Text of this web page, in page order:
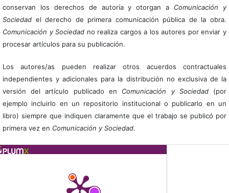
conservan los derechos de autoría y otorgan a Comunicación y
Sociedadel derecho de primera comunicación pública de la obra.
Comunicación y Sociedad no realiza cargos a los autores por enviar y
procesar artículos para su publicación.
Los autores/as pueden realizar otros acuerdos contractuales
independientes y adicionales para la distribución no exclusiva de la
versión del artículo publicado en Comunicación y Sociedad(por
ejemplo incluirlo en un repositorio institucional o publicarlo en un
libro) siempre que indiquen claramente que el trabajo se publicó por
primera vez en Comunicación y Sociedad.